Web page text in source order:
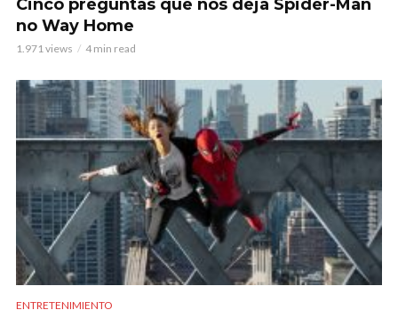
Cinco preguntas que nos deja Spider-Man
no Way Home
1.971 views 4 min read
ENTRETENIMIENTO